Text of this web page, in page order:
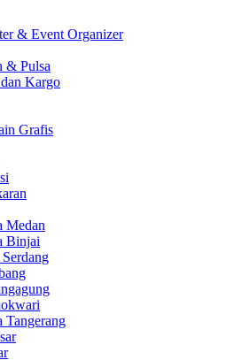
& Event Organizer
& Pulsa
Kargo
Grafis
Medan
Binjai
Tangerang